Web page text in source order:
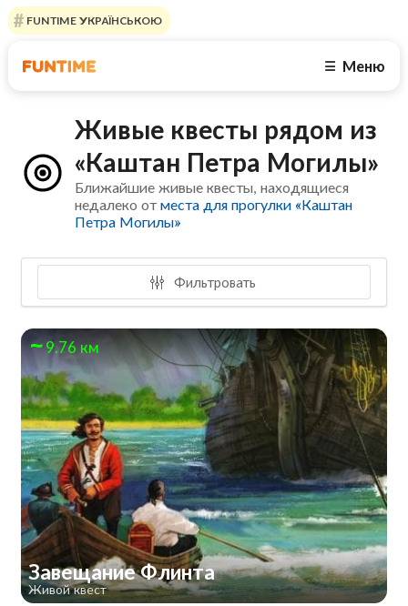
FUNTIME УКРАЇНСЬКОЮ
☰ Меню
Живые квесты рядом из
«Каштан Петра Могилы»
Ближайшие живые квесты, находящиеся
недалеко отместа для прогулки «Каштан
Петра Могилы»
Фильтровать
9.76 км
Завещание Флинта
Живой квест